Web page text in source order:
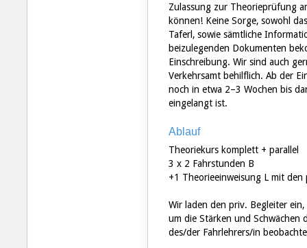
Zulassung zur Theorieprüfung
können! Keine Sorge, sowohl
Taferl, sowie sämtliche
beizulegenden Dokumenten
Einschreibung. Wir sind auch
Verkehrsamt behilflich. Ab der
noch in etwa 2–3 Wochen bis
eingelangt ist.
Ablauf
Theoriekurs komplett + parallel
3 x 2 Fahrstunden B
+1 Theorieeinweisung L mit
Wir laden den priv. Begleiter
um die Stärken und Schwächen
des/der Fahrlehrers/in